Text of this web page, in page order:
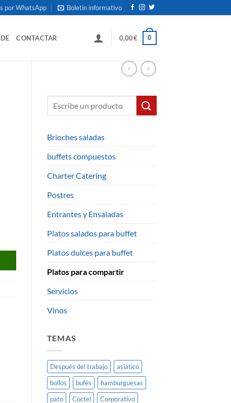
por WhatsApp Boletin informativo
CONTACTAR 0,00€ 0
Buscar:
Brioches saladas
buffets compuestos
Charter Catering
Postres
Entrantes y Ensaladas
Platos salados para buffet
Platos dulces para buffet
Platos para compartir
Servicios
Vinos
TEMAS
Después del trabajo
asiático
bollos
bufés
hamburguesas
pato
Cóctel
Corporativo